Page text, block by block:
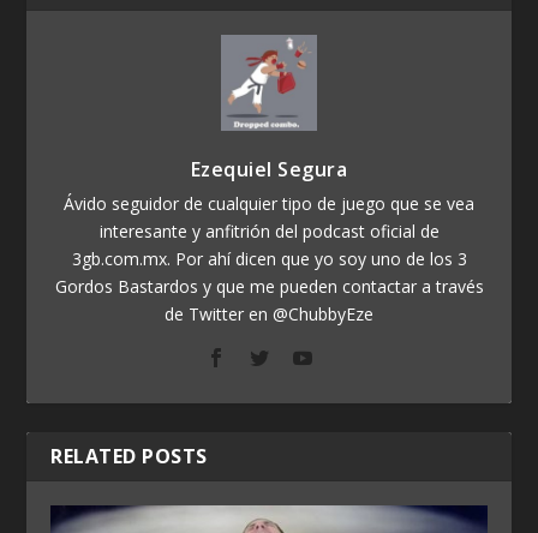
Ezequiel Segura
Ávido seguidor de cualquier tipo de juego que se vea
interesante y anfitrión del podcast oficial de
3gb.com.mx. Por ahí dicen que yo soy uno de los 3
Gordos Bastardos y que me pueden contactar a través
de Twitter en @ChubbyEze
RELATED POSTS